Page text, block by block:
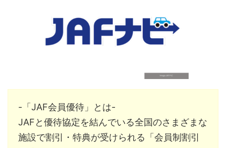
-「JAF会員優待」とは-
JAFと優待協定を結んでいる全国のさまざまな
施設で割引・特典が受けられる 「会員制割引